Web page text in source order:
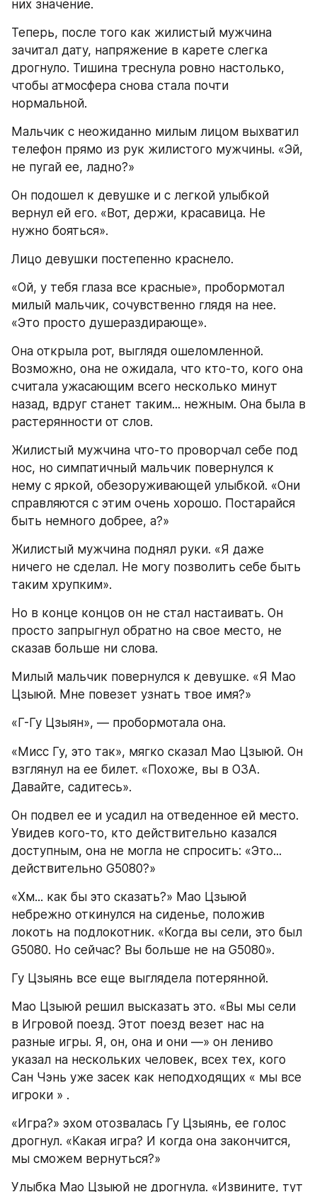
них значение.
Теперь, после того как жилистый мужчина
зачитал дату, напряжение в карете слегка
дрогнуло. Тишина треснула ровно настолько,
чтобы атмосфера снова стала почти
нормальной.
Мальчик с неожиданно милым лицом выхватил
телефон прямо из рук жилистого мужчины. «Эй,
не пугай ее, ладно?»
Он подошел к девушке и с легкой улыбкой
вернул ей его. «Вот, держи, красавица. Не
нужно бояться».
Лицо девушки постепенно краснело.
«Ой, у тебя глаза все красные», пробормотал
милый мальчик, сочувственно глядя на нее.
«Это просто душераздирающе».
Она открыла рот, выглядя ошеломленной.
Возможно, она не ожидала, что кто-то, кого она
считала ужасающим всего несколько минут
назад, вдруг станет таким... нежным. Она была в
растерянности от слов.
Жилистый мужчина что-то проворчал себе под
нос, но симпатичный мальчик повернулся к
нему с яркой, обезоруживающей улыбкой. «Они
справляются с этим очень хорошо. Постарайся
быть немного добрее, а?»
Жилистый мужчина поднял руки. «Я даже
ничего не сделал. Не могу позволить себе быть
таким хрупким».
Но в конце концов он не стал настаивать. Он
просто запрыгнул обратно на свое место, не
сказав больше ни слова.
Милый мальчик повернулся к девушке. «Я Мао
Цзыюй. Мне повезет узнать твое имя?»
«Г-Гу Цзыян», — пробормотала она.
«Мисс Гу, это так», мягко сказал Мао Цзыюй. Он
взглянул на ее билет. «Похоже, вы в ОЗА.
Давайте, садитесь».
Он подвел ее и усадил на отведенное ей место.
Увидев кого-то, кто действительно казался
доступным, она не могла не спросить: «Это...
действительно G5080?»
«Хм... как бы это сказать?» Мао Цзыюй
небрежно откинулся на сиденье, положив
локоть на подлокотник. «Когда вы сели, это был
G5080. Но сейчас? Вы больше не на G5080».
Гу Цзыянь все еще выглядела потерянной.
Мао Цзыюй решил высказать это. «Вы мы сели
в Игровой поезд. Этот поезд везет нас на
разные игры. Я, он, она и они —» он лениво
указал на нескольких человек, всех тех, кого
Сан Чэнь уже засек как неподходящих « мы все
игроки » .
«Игра?» эхом отозвалась Гу Цзыянь, ее голос
дрогнул. «Какая игра? И когда она закончится,
мы сможем вернуться?»
Улыбка Мао Цзыюй не дрогнула. «Извините, тут